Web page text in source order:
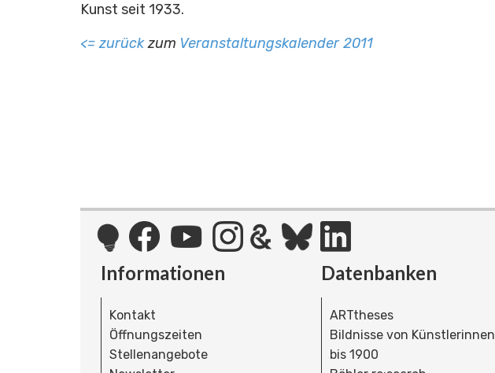
Kunst seit 1933.
<= zurückzum Veranstaltungskalender 2011
Informationen
Kontakt
Öffnungszeiten
Stellenangebote
Datenbanken
ARTtheses
Bildnisse von Künstlerinnen
bis 1900